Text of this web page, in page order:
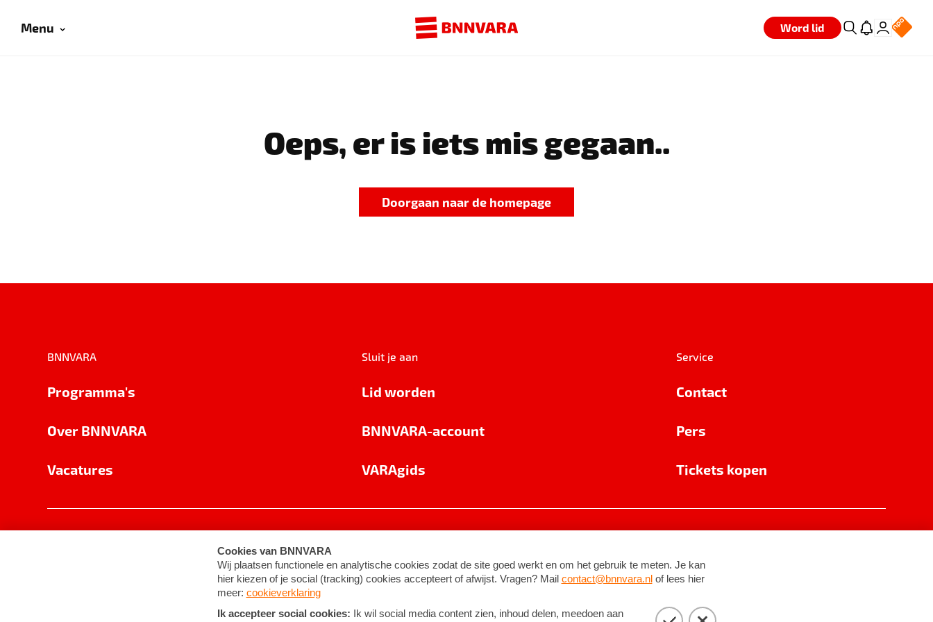
Menu Word lid
Oeps, er is iets mis gegaan..
Doorgaan naar de homepage
BNNVARA
Programma's
Over BNNVARA
Vacatures
Sluit je aan
Lid worden
BNNVARA-account
VARAgids
Service
Contact
Pers
Tickets kopen
Cookie-instellingen Algemene voorwaarden ©2026BNNVARA